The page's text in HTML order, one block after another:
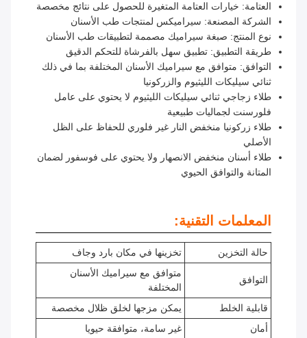
العتامة: خيارات العتامة المتغيرة للحصول على نتائج مخصصة
الشركة المصنعة: سيراميكس لمنتجات طب الأسنان
نوع المنتج: صبغة سيراميك مصممة لتطبيقات طب الأسنان
طريقة التطبيق: تطبيق سهل بالفرشاة للتحكم الدقيق
التوافق: متوافق مع سيراميك الأسنان المختلفة بما في ذلك
ثنائي سيليكات الليثيوم والزركونيا
طلاء زجاجي ثنائي سيليكات الليثيوم لا يحتوي على عامل
فلورسنت لجماليات طبيعية
طلاء زركونيا منخفض النار غير فلوري للحفاظ على الظل
الأصلي
طلاء أسنان منخفض الانصهار ولا يحتوي على فوسفور لضمان
المتانة والتوافق الحيوي
المعلمات التقنية:
حالة التخزين تخزينها في مكان بارد وجاف
التوافق
متوافق مع سيراميك الأسنان
المختلفة
قابلية الخلط
يمكن مزجها لخلق ظلال مخصصة
أمان
غير سامة، متوافقة حيويا